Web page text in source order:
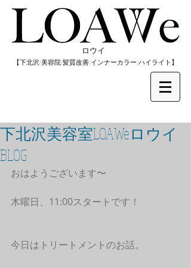
​ロウイ
​【下北沢/美容院/髪質改善/インナーカラー/​ハイライト】
下北沢美容室LOAWeロウイ
BLOG
おはようございます〜
木曜日、11:00スタートです！
今日はトリートメントのお話。